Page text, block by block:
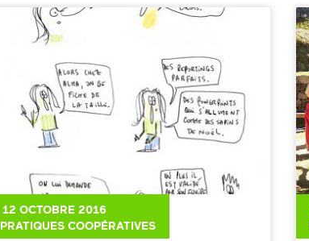
PRATIQUES COOPÉRATIVES
12 OCTOBRE 2016